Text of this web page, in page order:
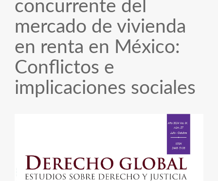
concurrente del
mercado de vivienda
en renta en México:
Conflictos e
implicaciones sociales
del
artículo